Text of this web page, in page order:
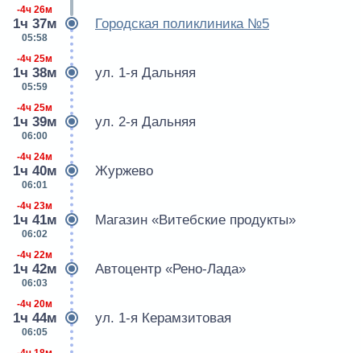
-4ч 26м
1ч 37м
05:58
Городская поликлиника №5
-4ч 25м
1ч 38м
05:59
ул. 1-я Дальняя
-4ч 25м
1ч 39м
06:00
ул. 2-я Дальняя
-4ч 24м
1ч 40м
06:01
Журжево
-4ч 23м
1ч 41м
06:02
Магазин «Витебские продукты»
-4ч 22м
1ч 42м
06:03
Автоцентр «Рено-Лада»
-4ч 20м
1ч 44м
06:05
ул. 1-я Керамзитовая